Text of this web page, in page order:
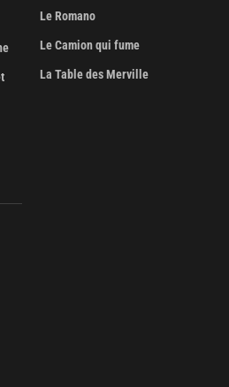
Le Romano
Le Camion qui fume
La Table des Merville